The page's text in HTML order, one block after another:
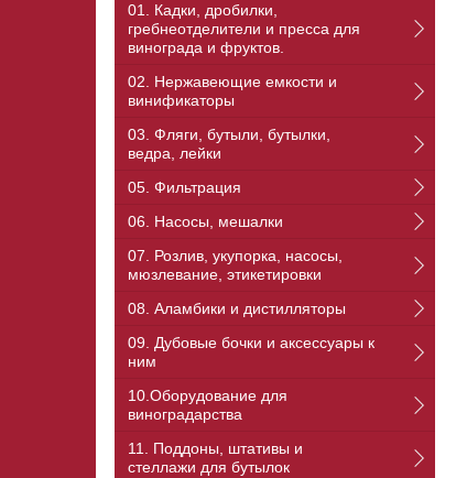
01. Кадки, дробилки,
гребнеотделители и пресса для
винограда и фруктов.
02. Нержавеющие емкости и
винификаторы
03. Фляги, бутыли, бутылки,
ведра, лейки
05. Фильтрация
06. Насосы, мешалки
07. Розлив, укупорка, насосы,
мюзлевание, этикетировки
08. Аламбики и дистилляторы
09. Дубовые бочки и аксессуары к
ним
10.Оборудование для
виноградарства
11. Поддоны, штативы и
стеллажи для бутылок